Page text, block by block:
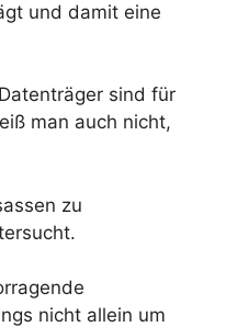
und damit eine
sind für
man auch nicht,
zu
nicht allein um